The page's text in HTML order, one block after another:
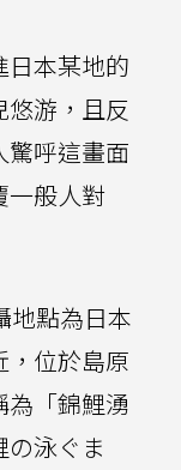
日本某地的
游，且反
呼這畫面
一般人對
地點為日本
，位於島原
「錦鯉湧
泳ぐま